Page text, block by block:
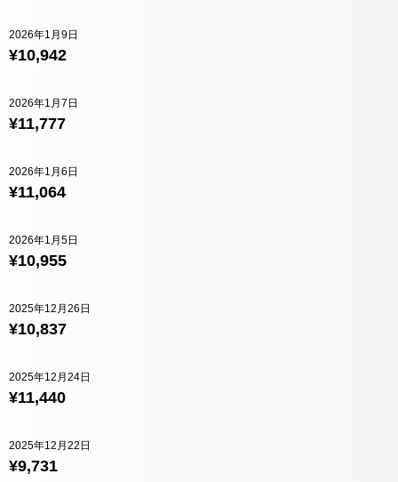
¥10,942
2026年1月9日
¥11,777
2026年1月7日
¥11,064
2026年1月6日
¥10,955
2026年1月5日
¥10,837
2025年12月26日
¥11,440
2025年12月24日
¥9,731
2025年12月22日